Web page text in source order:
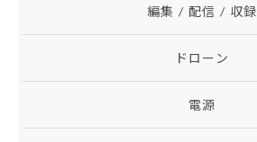
編集 / 配信 / 収録
ドローン
電源